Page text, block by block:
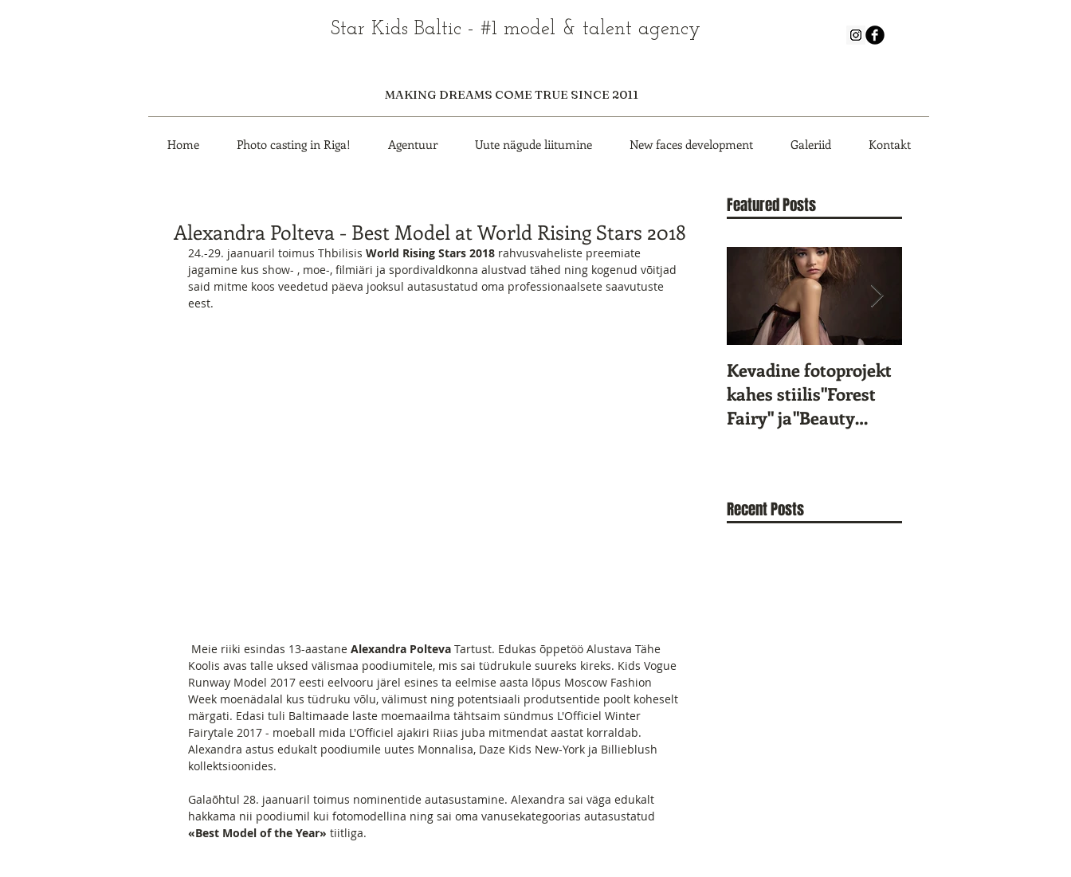
Star Kids Baltic - #1 model & talent agency
MAKING DREAMS COME TRUE SINCE 2011
Home Photo casting in Riga! Agentuur Uute nägude liitumine New faces development Galeriid Kontakt
Alexandra Polteva - Best Model at World Rising Stars 2018
24.-29. jaanuaril toimus Thbilisis World Rising Stars 2018 rahvusvaheliste preemiate
jagamine kus show- , moe-, filmiäri ja spordivaldkonna alustvad tähed ning kogenud võitjad
said mitme koos veedetud päeva jooksul autasustatud oma professionaalsete saavutuste
eest.
Meie riiki esindas 13-aastane Alexandra Polteva Tartust. Edukas õppetöö Alustava Tähe
Koolis avas talle uksed välismaa poodiumitele, mis sai tüdrukule suureks kireks. Kids Vogue
Runway Model 2017 eesti eelvooru järel esines ta eelmise aasta lõpus Moscow Fashion
Week moenädalal kus tüdruku võlu, välimust ning potentsiaali produtsentide poolt koheselt
märgati. Edasi tuli Baltimaade laste moemaailma tähtsaim sündmus L'Officiel Winter
Fairytale 2017 - moeball mida L'Officiel ajakiri Riias juba mitmendat aastat korraldab.
Alexandra astus edukalt poodiumile uutes Monnalisa, Daze Kids New-York ja Billieblush
kollektsioonides.
Galaõhtul 28. jaanuaril toimus nominentide autasustamine. Alexandra sai väga edukalt
hakkama nii poodiumil kui fotomodellina ning sai oma vanusekategoorias autasustatud
«Best Model of the Year» tiitliga.
Featured Posts
Kevadine fotoprojekt
kahes stiilis"Forest
Fairy" ja"Beauty
Recent Posts